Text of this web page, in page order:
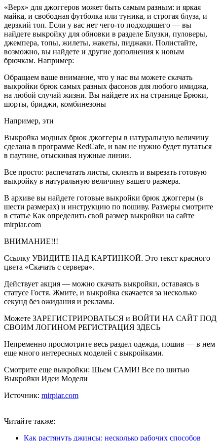
«Верх» для джоггеров может быть самым разным: и яркая
майка, и свободная футболка или туника, и строгая блуза, и
дерзкий топ. Если у вас нет чего-то подходящего — вы
найдете выкройку для обновки в разделе Блузки, пуловеры,
джемпера, топы, жилеты, жакеты, пиджаки. Полистайте,
возможно, вы найдете и другие дополнения к новым
брючкам. Например:
Обращаем ваше внимание, что у нас вы можете скачать
выкройки брюк самых разных фасонов для любого имиджа,
на любой случай жизни. Вы найдете их на странице Брюки,
шорты, бриджи, комбинезоны
Например, эти
Выкройка модных брюк джоггеры в натуральную величину
сделана в программе RedCafe, и вам не нужно будет путаться
в паутине, отыскивая нужные линии.
Все просто: распечатать листы, склеить и вырезать готовую
выкройку в натуральную величину вашего размера.
В архиве вы найдете готовые выкройки брюк джоггеры (в
шести размерах) и инструкцию по пошиву. Размеры смотрите
в статье Как определить свой размер выкройки на сайте
mirpiar.com
ВНИМАНИЕ!!!
Ссылку УВИДИТЕ НАД КАРТИНКОЙ. Это текст красного
цвета «Скачать с сервера».
Действует акция — можно скачать выкройки, оставаясь в
статусе Гостя. Жмите, и выкройка скачается за несколько
секунд без ожидания и рекламы.
Можете ЗАРЕГИСТРИРОВАТЬСЯ и ВОЙТИ НА САЙТ ПОД
СВОИМ ЛОГИНОМ РЕГИСТРАЦИЯ ЗДЕСЬ
Непременно просмотрите весь раздел одежда, пошив — в нем
еще много интересных моделей с выкройками.
Смотрите еще выкройки: Шьем САМИ! Все по шитью
Выкройки Идеи Модели
Источник: mirpiar.com
Читайте также:
Как растянуть джинсы: несколько рабочих способов